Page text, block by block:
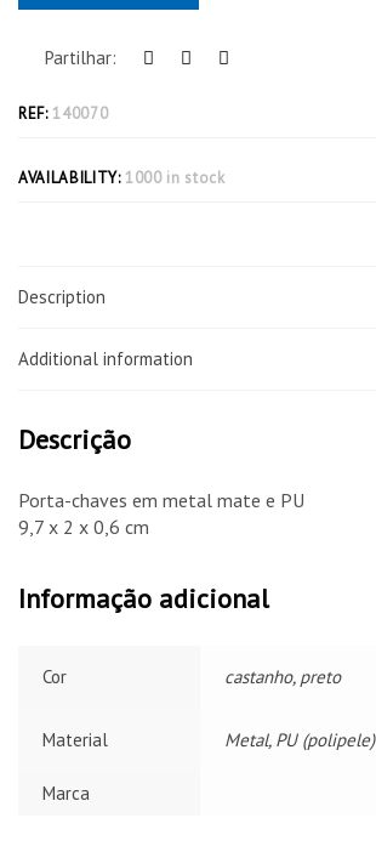
Partilhar:
REF: 140070
AVAILABILITY: 1000 in stock
Description
Additional information
Descrição
Porta-chaves em metal mate e PU
9,7 x 2 x 0,6 cm
Informação adicional
Cor castanho, preto
Material Metal, PU (polipele)
Marca